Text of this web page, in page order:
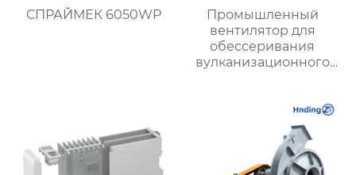
СПРАЙМЕК 6050WP
Промышленный
вентилятор для
обессеривания
вулканизационного